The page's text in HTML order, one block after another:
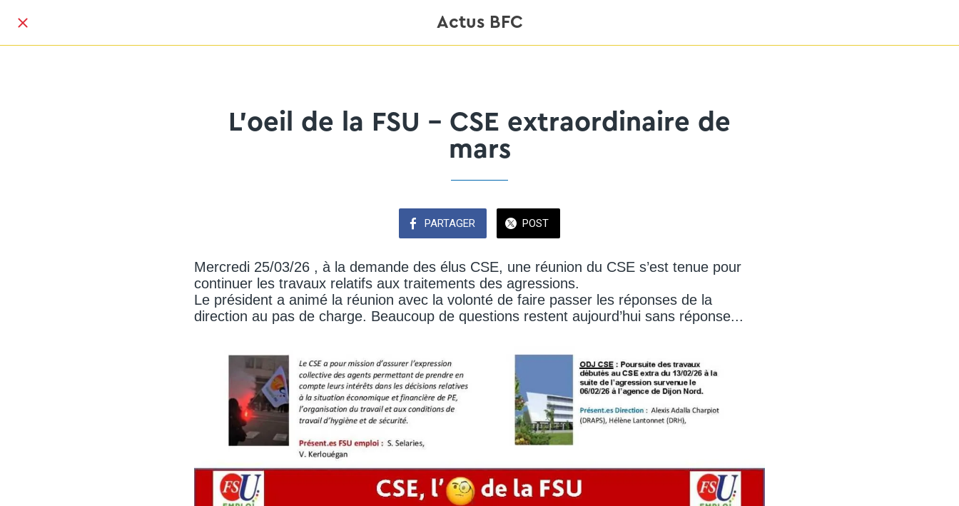
Actus BFC
L'oeil de la FSU - CSE extraordinaire de
mars
PARTAGER POST
Mercredi 25/03/26 , à la demande des élus CSE, une réunion du CSE s’est tenue pour
continuer les travaux relatifs aux traitements des agressions.
Le président a animé la réunion avec la volonté de faire passer les réponses de la
direction au pas de charge. Beaucoup de questions restent aujourd’hui sans réponse...